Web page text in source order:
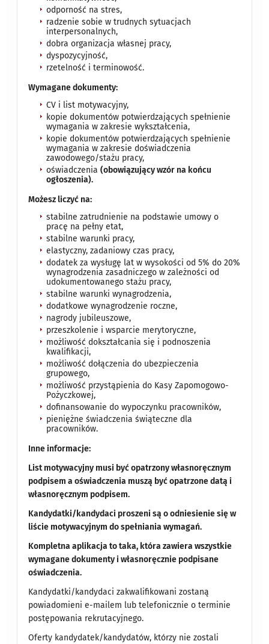
odporność na stres,
radzenie sobie w trudnych sytuacjach
interpersonalnych,
dobra organizacja własnej pracy,
dyspozycyjność,
rzetelność i terminowość.
Wymagane dokumenty:
CV i list motywacyjny,
kopie dokumentów potwierdzających spełnienie
wymagania w zakresie wykształcenia,
kopie dokumentów potwierdzających spełnienie
wymagania w zakresie doświadczenia
zawodowego/stażu pracy,
oświadczenia(obowiązujący wzór na końcu
ogłoszenia).
Możesz liczyć na:
stabilne zatrudnienie na podstawie umowy o
pracę na pełny etat,
stabilne warunki pracy,
elastyczny, zadaniowy czas pracy,
dodatek za wysługę lat w wysokości od 5% do 20%
wynagrodzenia zasadniczego w zależności od
udokumentowanego stażu pracy,
stabilne warunki wynagrodzenia,
dodatkowe wynagrodzenie roczne,
nagrody jubileuszowe,
przeszkolenie i wsparcie merytoryczne,
możliwość dokształcania się i podnoszenia
kwalifikacji,
możliwość dołączenia do ubezpieczenia
grupowego,
możliwość przystąpienia do Kasy Zapomogowo-
Pożyczkowej,
dofinansowanie do wypoczynku pracowników,
pieniężne świadczenia świąteczne dla
pracowników.
Inne informacje:
List motywacyjny musi być opatrzony własnoręcznym
podpisem a oświadczenia muszą być opatrzone datą i
własnoręcznym podpisem.
Kandydatki/kandydaci proszeni są o odniesienie się w
liście motywacyjnym do spełniania wymagań.
Kompletna aplikacja to taka, która zawiera wszystkie
wymagane dokumenty i własnoręcznie podpisane
oświadczenia.
Kandydatki/kandydaci zakwalifikowani zostaną
powiadomieni e-mailem lub telefonicznie o terminie
postępowania rekrutacyjnego.
Oferty kandydatek/kandydatów, którzy nie zostali